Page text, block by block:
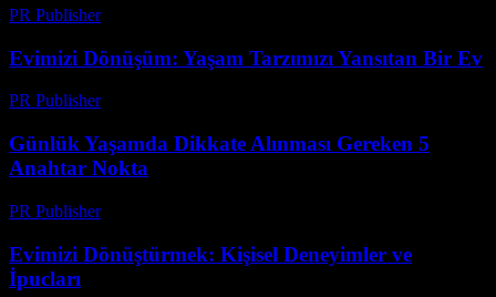
PR Publisher-
Evimizi Dönüşüm: Yaşam Tarzımızı Yansıtan Bir Ev
PR Publisher-
Günlük Yaşamda Dikkate Alınması Gereken 5
Anahtar Nokta
PR Publisher-
Evimizi Dönüştürmek: Kişisel Deneyimler ve
İpucları